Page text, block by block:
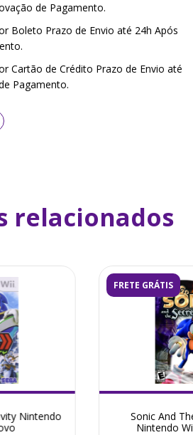
de Pagamento.
Boleto Prazo de Envio até 24h Após
Cartão de Crédito Prazo de Envio até
Pagamento.
relacionados
Nintendo
FRETE GRÁTIS
Sonic And
Nintendo